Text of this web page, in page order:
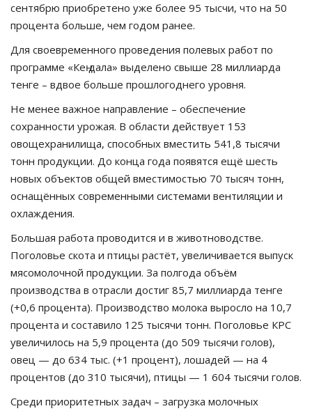
сентябрю приобретено уже более 95 тысчи, что на 50
процента больше, чем годом ранее.
Для своевременного проведения полевых работ по
программе «Кең дала» выделено свыше 28 миллиарда
тенге – вдвое больше прошлогоднего уровня.
Не менее важное направление – обеспечение
сохранности урожая. В области действует 153
овощехранилища, способных вместить 541,8 тысячи
тонн продукции. До конца года появятся ещё шесть
новых объектов общей вместимостью 70 тысяч тонн,
оснащённых современными системами вентиляции и
охлаждения.
Большая работа проводится и в животноводстве.
Поголовье скота и птицы растёт, увеличивается выпуск
мясомолочной продукции. За полгода объём
производства в отрасли достиг 85,7 миллиарда тенге
(+0,6 процента). Производство молока выросло на 10,7
процента и составило 125 тысячи тонн. Поголовье КРС
увеличилось на 5,9 процента (до 509 тысячи голов),
овец — до 634 тыс. (+1 процент), лошадей — на 4
процентов (до 310 тысячи), птицы — 1 604 тысячи голов.
Среди приоритетных задач – загрузка молочных